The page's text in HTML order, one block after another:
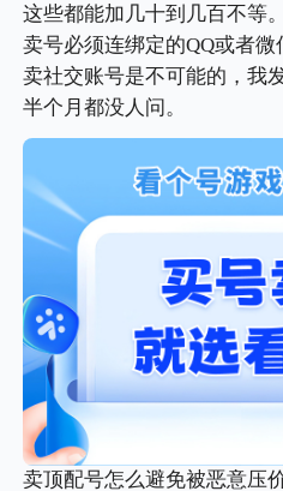
这些都能加几十到几百不等
卖号必须连绑定的QQ或者
卖社交账号是不可能的，我
半个月都没人问。
卖顶配号怎么避免被恶意压